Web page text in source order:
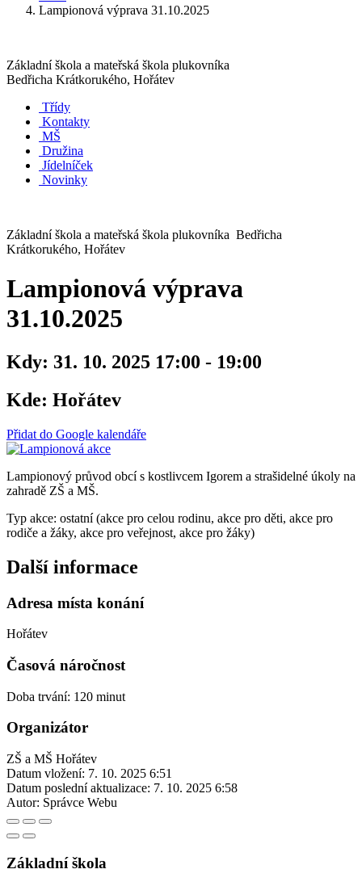
Lampionová výprava 31.10.2025
Základní škola a mateřská škola plukovníka
Bedřicha Krátkorukého, Hořátev
Třídy
Kontakty
MŠ
Družina
Jídelníček
Novinky
Základní škola a mateřská škola plukovníka Bedřicha
Krátkorukého, Hořátev
Lampionová výprava
31.10.2025
Kdy: 31. 10. 2025 17:00 - 19:00
Kde: Hořátev
Přidat do Google kalendáře
Lampionový průvod obcí s kostlivcem Igorem a strašidelné úkoly na
zahradě ZŠ a MŠ.
Typ akce: ostatní (akce pro celou rodinu, akce pro děti, akce pro
rodiče a žáky, akce pro veřejnost, akce pro žáky)
Další informace
Adresa místa konání
Hořátev
Časová náročnost
Doba trvání: 120 minut
Organizátor
ZŠ a MŠ Hořátev
Datum vložení: 7. 10. 2025 6:51
Datum poslední aktualizace: 7. 10. 2025 6:58
Autor: Správce Webu
Základní škola